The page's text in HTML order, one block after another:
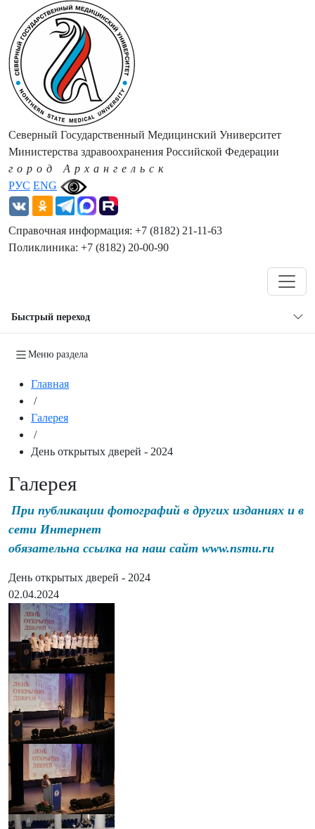
РУС ENG
Северный Государственный Медицинский Университет
Министерства здравоохранения Российской Федерации
город Архангельск
Справочная информация: +7 (8182) 21-11-63
Поликлиника: +7 (8182) 20-00-90
Быстрый переход
Меню раздела
Главная
/
Галерея
/
День открытых дверей - 2024
Галерея
При публикации фотографий в других изданиях и в
сети Интернет
обязательна ссылка на наш сайт www.nsmu.ru
День открытых дверей - 2024
02.04.2024